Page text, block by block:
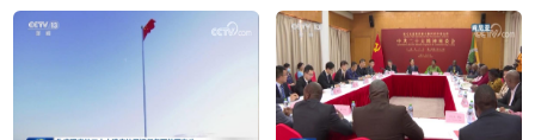
接党的二十大”专题研
30周年纪念活动